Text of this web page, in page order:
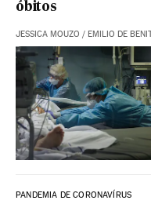
óbitos
JESSICA MOUZO / EMILIO DE
PANDEMIA DE CORONAVÍRUS